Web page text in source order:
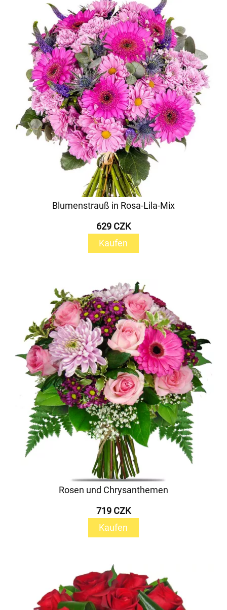
Blumenstrauß in Rosa-Lila-Mix
629 CZK
Kaufen
Rosen und Chrysanthemen
719 CZK
Kaufen